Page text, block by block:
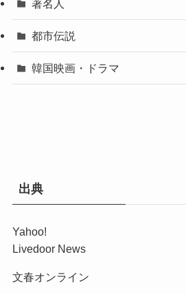
著名人
都市伝説
韓国映画・ドラマ
出典
Yahoo!
Livedoor News
文春オンライン